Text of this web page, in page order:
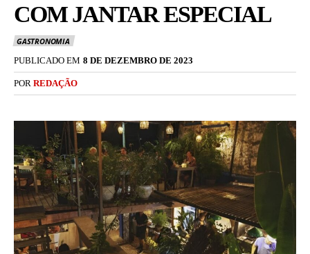
COM JANTAR ESPECIAL
GASTRONOMIA
PUBLICADO EM 8 DE DEZEMBRO DE 2023
POR REDAÇÃO